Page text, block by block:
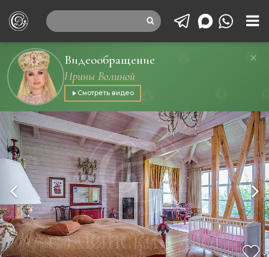
Видеообращение
Ирины Волиной
Смотреть видео